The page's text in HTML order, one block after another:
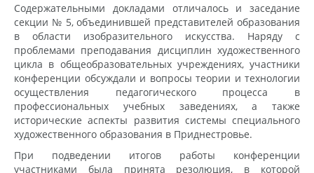
Содержательными докладами отличалось и заседание
секции № 5, объединившей представителей образования
в области изобразительного искусства. Наряду с
проблемами преподавания дисциплин художественного
цикла в общеобразовательных учреждениях, участники
конференции обсуждали и вопросы теории и технологии
осуществления педагогического процесса в
профессиональных учебных заведениях, а также
исторические аспекты развития системы специального
художественного образования в Приднестровье.
При подведении итогов работы конференции
участниками была принята резолюция, в которой